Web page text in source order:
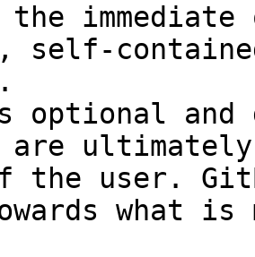
self-
optional and
are
the user.
what